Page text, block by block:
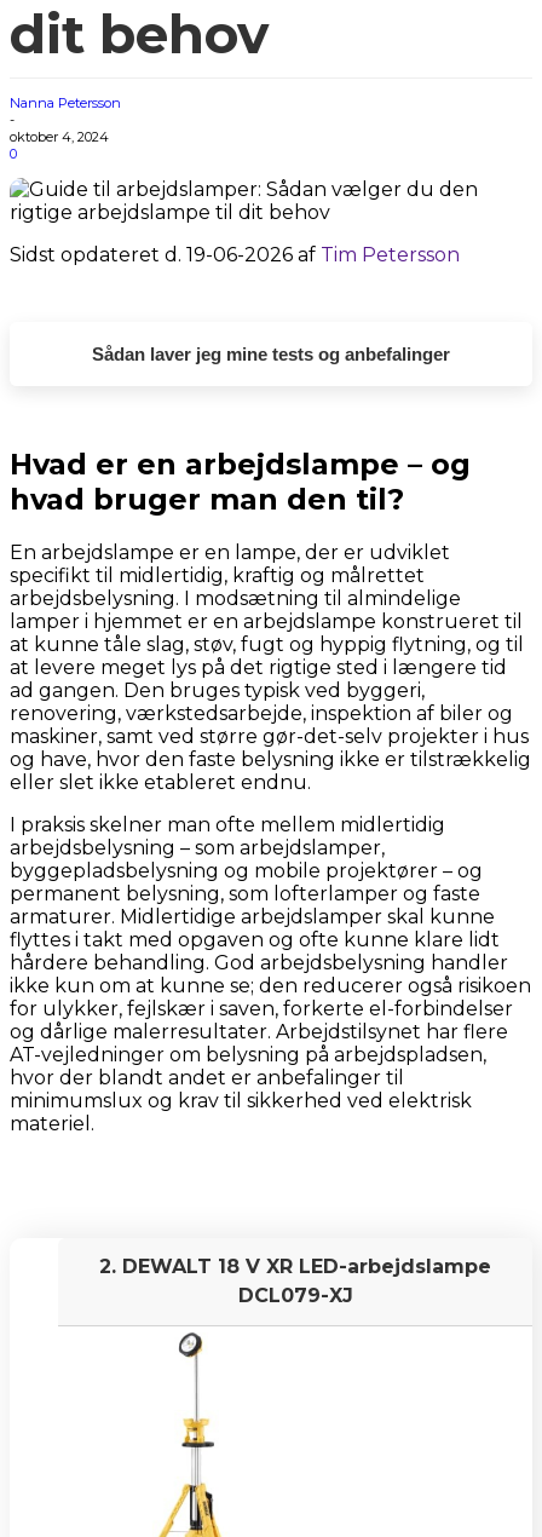
dit behov
Nanna Petersson
-
oktober 4, 2024
0
Sidst opdateret d. 19-06-2026 af Tim Petersson
Sådan laver jeg mine tests og anbefalinger
fra min side. Jeg elsker at dykke ned i produkter,
sammenligne muligheder og dele min research
med andre, der også vil finde det bedste valg til
Jeg laver ikke fysiske tests af produkterne selv.
Mine “tests” og anbefalinger er baseret på
grundig research. Det betyder, at jeg læser
producentoplysninger, forhandlerbeskrivelser,
brugeranmeldelser, ekspertvurderinger og
andre offentligt tilgængelige kilder – både fra
danske og udenlandske hjemmesider. På den
baggrund vurderer jeg fordele og ulemper ved
produkterne og giver mine personlige
anbefalinger.
Jeg bestræber mig på at give et godt overblik og
formidle information på en letforståelig måde.
Men jeg kan ikke garantere, at alle oplysninger
altid er fuldstændigt opdaterede eller
dækkende.
Jeg vil også gøre opmærksom på, at siden ofte
indeholder links til forhandlere. Hvis du vælger
at købe et produkt via disse links, tjener jeg
provision. Det koster dig ikke ekstra og er med til
at finansiere arbejdet med at researche og skrive
indholdet.
Jeg synes, det er vigtigt at være ærlig om,
hvordan jeg arbejder – så du ved, at jeg ikke selv
Tak fordi du læser med på Osmedhus.dk!
Hvad er en arbejdslampe – og
hvad bruger man den til?
En arbejdslampe er en lampe, der er udviklet
specifikt til midlertidig, kraftig og målrettet
arbejdsbelysning. I modsætning til almindelige
lamper i hjemmet er en arbejdslampe konstrueret til
at kunne tåle slag, støv, fugt og hyppig flytning, og til
at levere meget lys på det rigtige sted i længere tid
ad gangen. Den bruges typisk ved byggeri,
renovering, værkstedsarbejde, inspektion af biler og
maskiner, samt ved større gør-det-selv projekter i hus
og have, hvor den faste belysning ikke er tilstrækkelig
eller slet ikke etableret endnu.
I praksis skelner man ofte mellem midlertidig
arbejdsbelysning – som arbejdslamper,
byggepladsbelysning og mobile projektører – og
permanent belysning, som lofterlamper og faste
armaturer. Midlertidige arbejdslamper skal kunne
flyttes i takt med opgaven og ofte kunne klare lidt
hårdere behandling. God arbejdsbelysning handler
ikke kun om at kunne se; den reducerer også risikoen
for ulykker, fejlskær i saven, forkerte el-forbindelser
og dårlige malerresultater. Arbejdstilsynet har flere
AT-vejledninger om belysning på arbejdspladsen,
hvor der blandt andet er anbefalinger til
minimumslux og krav til sikkerhed ved elektrisk
materiel.
2. DEWALT 18 V XR LED-arbejdslampe
DCL079-XJ